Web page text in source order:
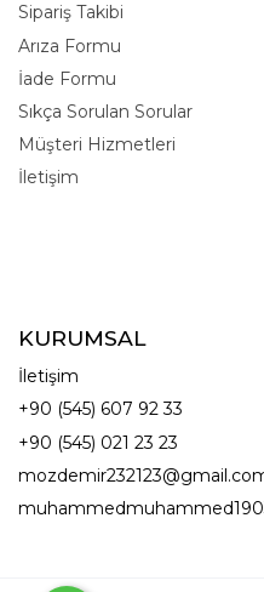
Sipariş Takibi
Arıza Formu
İade Formu
Sıkça Sorulan Sorular
Müşteri Hizmetleri
İletişim
KURUMSAL
İletişim
+90 (545) 607 92 33
+90 (545) 021 23 23